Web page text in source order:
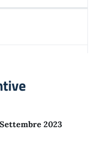
2023